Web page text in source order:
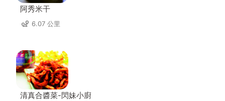
阿秀米干
6.07 公里
清真合醬菜-閃妹小廚